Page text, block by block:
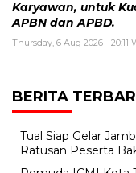
Karyawan, untuk
APBN dan APBD.
Thursday, 6 Aug 2026 - 20:11
BERITA
Tual Siap Gelar
Ratusan Peserta